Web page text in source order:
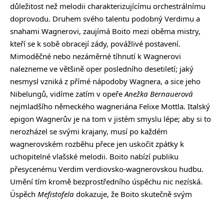
důležitost než melodii charakterizujícímu orchestrálnímu
doprovodu. Druhem svého talentu podobný Verdimu a
snahami Wagnerovi, zaujímá Boito mezi oběma mistry,
kteří se k sobě obracejí zády, povážlivé postavení.
Mimoděčné nebo nezáměrné tíhnutí k Wagnerovi
nalezneme ve většině oper posledního desetiletí; jaký
nesmysl vzniká z přímé nápodoby Wagnera, a sice jeho
Nibelungů, vidíme zatím v opeřeAnežka Bernauerová
nejmladšího německého wagneriána Felixe Mottla. Italský
epigon Wagnerův je na tom v jistém smyslu lépe; aby si to
nerozházel se svými krajany, musí po každém
wagnerovském rozběhu přece jen uskočit zpátky k
uchopitelné vlašské melodii. Boito nabízí publiku
přesycenému Verdim verdiovsko-wagnerovskou hudbu.
Umění tím kromě bezprostředního úspěchu nic nezíská.
Úspěch Mefistofela dokazuje, že Boito skutečně svým